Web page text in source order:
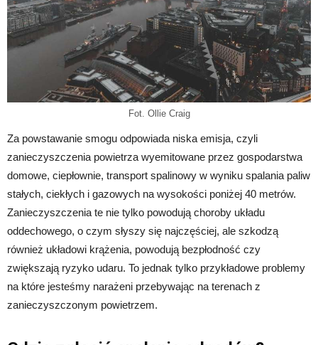
Fot. Ollie Craig
Za powstawanie smogu odpowiada niska emisja, czyli
zanieczyszczenia powietrza wyemitowane przez gospodarstwa
domowe, ciepłownie, transport spalinowy w wyniku spalania paliw
stałych, ciekłych i gazowych na wysokości poniżej 40 metrów.
Zanieczyszczenia te nie tylko powodują choroby układu
oddechowego, o czym słyszy się najczęściej, ale szkodzą
również układowi krążenia, powodują bezpłodność czy
zwiększają ryzyko udaru. To jednak tylko przykładowe problemy
na które jesteśmy narażeni przebywając na terenach z
zanieczyszczonym powietrzem.